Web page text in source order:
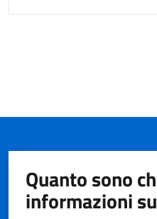
Quanto sono
informazioni